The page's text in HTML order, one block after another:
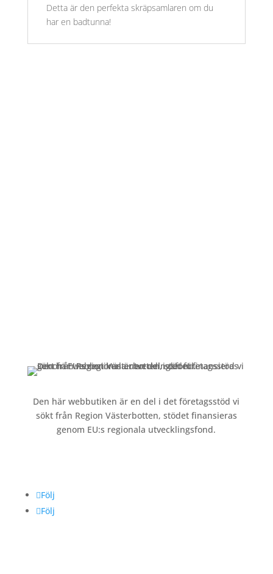
Detta är den perfekta skräpsamlaren om du
har en badtunna!
Den här webbutiken är en del i det företagsstöd vi
sökt från Region Västerbotten, stödet finansieras
genom EU:s regionala utvecklingsfond.
Följ
Följ